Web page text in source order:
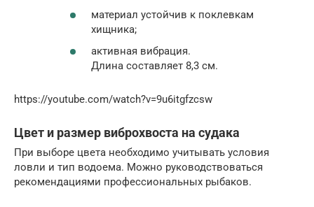
материал устойчив к поклевкам
хищника;
активная вибрация.
Длина составляет 8,3 см.
https://youtube.com/watch?v=9u6itgfzcsw
Цвет и размер виброхвоста на судака
При выборе цвета необходимо учитывать условия
ловли и тип водоема. Можно руководствоваться
рекомендациями профессиональных рыбаков.